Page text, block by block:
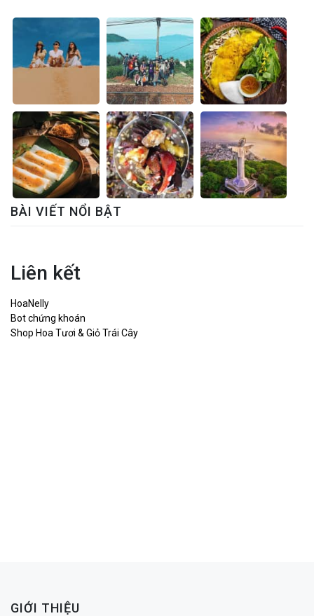
BÀI VIẾT NỔI BẬT
Liên kết
HoaNelly
Bot chứng khoán
Shop Hoa Tươi & Giỏ Trái Cây
GIỚI THIỆU